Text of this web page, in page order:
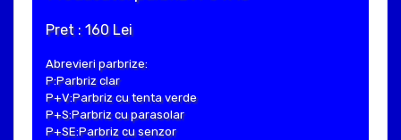
Pret : 160 Lei
Abrevieri parbrize:
P:Parbriz clar
P+V:Parbriz cu tenta verde
P+S:Parbriz cu parasolar
P+SE:Parbriz cu senzor